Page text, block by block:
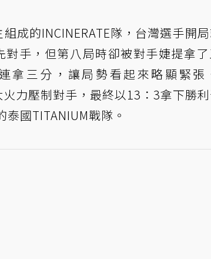
成的INCINERATE隊，台灣選手開
手，但第八局時卻被對手婕提拿
拿三分，讓局勢看起來略顯緊張
力壓制對手，最終以13：3拿下勝利
國TITANIUM戰隊。